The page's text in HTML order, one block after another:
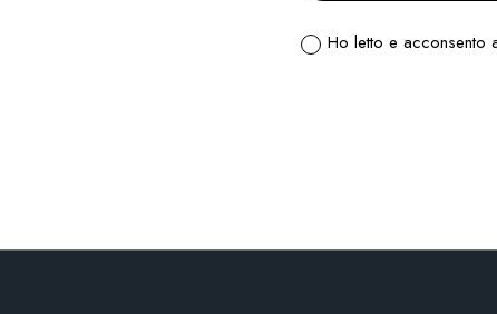
Ho letto e acconsento